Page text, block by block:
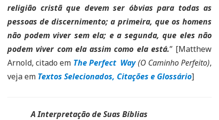
religião cristã que devem ser óbvias para todas as
pessoas de discernimento; a primeira, que os homens
não podem viver sem ela; e a segunda, que eles não
podem viver com ela assim como ela está.” [Matthew
Arnold, citado em The Perfect Way(O Caminho Perfeito),
veja em Textos Selecionados, Citações e Glossário]
A Interpretação de Suas Bíblias